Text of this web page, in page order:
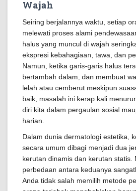
Wajah
Seiring berjalannya waktu, setiap
melewati proses alami
halus yang muncul di wajah
ekspresi kebahagiaan, tawa, dan
Namun, ketika garis-garis halus
bertambah dalam, dan membuat
lelah atau cemberut meskipun
baik, masalah ini kerap kali
diri kita dalam pergaulan sosial
harian.
Dalam dunia dermatologi estetika,
secara umum dibagi menjadi dua
kerutan dinamis dan kerutan statis.
perbedaan antara keduanya
Anda tidak salah memilih metode